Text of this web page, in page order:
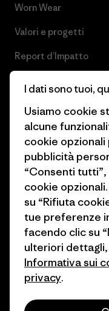
Worn Wear
Valori e progetti
Report d’Impatto
Obiettivi climatici
1% For The Planet
Come finanziamo
Buoni regalo
Trova un negozio
© 2026 Patagonia, Inc. All
I dati sono tuoi,
Usiamo cookie
alcune
cookie opzionali
pubblicità
“Consenti
cookie
su “Rifiuta
tue preferenze
facendo clic su
ulteriori
Informativa sui
privacy.